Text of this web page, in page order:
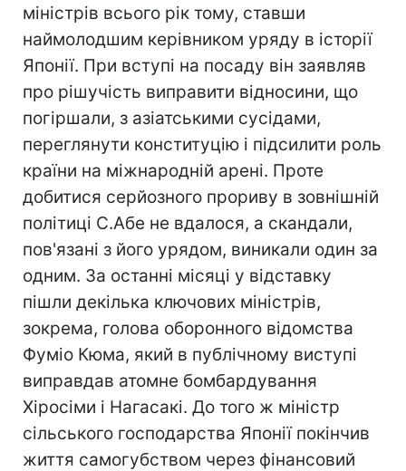
міністрів всього рік тому, ставши
наймолодшим керівником уряду в історії
Японії. При вступі на посаду він заявляв
про рішучість виправити відносини, що
погіршали, з азіатськими сусідами,
переглянути конституцію і підсилити роль
країни на міжнародній арені. Проте
добитися серйозного прориву в зовнішній
політиці С.Абе не вдалося, а скандали,
пов'язані з його урядом, виникали один за
одним. За останні місяці у відставку
пішли декілька ключових міністрів,
зокрема, голова оборонного відомства
Фуміо Кюма, який в публічному виступі
виправдав атомне бомбардування
Хіросіми і Нагасакі. До того ж міністр
сільського господарства Японії покінчив
життя самогубством через фінансовий